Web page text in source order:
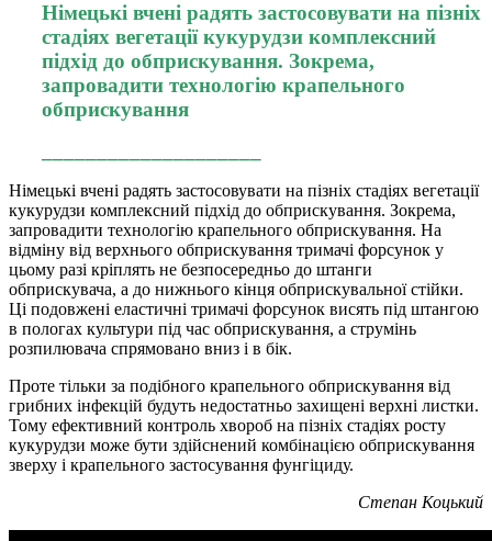
Німецькі вчені радять застосовувати на пізніх
стадіях вегетації кукурудзи комплексний
підхід до обприскування. Зокрема,
запровадити технологію крапельного
обприскування
Німецькі вчені радять застосовувати на пізніх стадіях вегетації
кукурудзи комплексний підхід до обприскування. Зокрема,
запровадити технологію крапельного обприскування. На
відміну від верхнього обприскування тримачі форсунок у
цьому разі кріплять не безпосередньо до штанги
обприскувача, а до нижнього кінця обприскувальної стійки.
Ці подовжені еластичні тримачі форсунок висять під штангою
в пологах культури під час обприскування, а струмінь
розпилювача спрямовано вниз і в бік.
Проте тільки за подібного крапельного обприскування від
грибних інфекцій будуть недостатньо захищені верхні листки.
Тому ефективний контроль хвороб на пізніх стадіях росту
кукурудзи може бути здійснений комбінацією обприскування
зверху і крапельного застосування фунгіциду.
Степан Коцький